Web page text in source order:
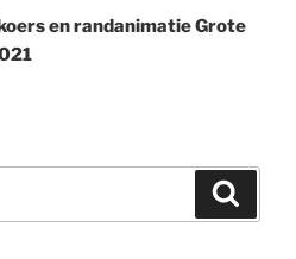
en randanimatie Grote